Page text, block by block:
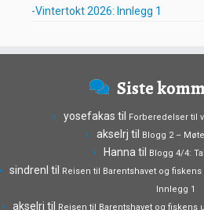
-Vintertokt 2026: Innlegg 1
Siste
yosefakas til Forberedelser til
akselrj til Blogg 2 –
Hanna til Blogg 4/4:
sindrenl til
Reisen til Barentshavet og
Innlegg 1
akselrj til
Reisen til Barentshavet og fiskens